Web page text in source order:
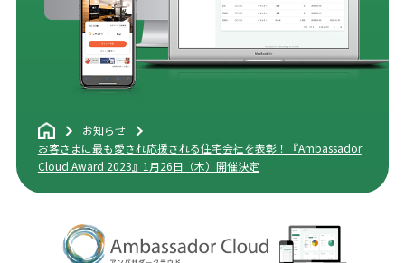
お知らせ
お客さまに最も愛され応援される住宅会社を表彰！『Ambassador
Cloud Award 2023』1月26日（木）開催決定